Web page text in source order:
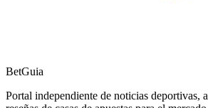
BetGuia
Portal independiente de noticias deportivas,